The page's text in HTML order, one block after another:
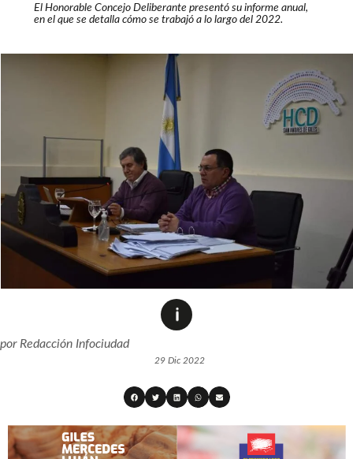
El Honorable Concejo Deliberante presentó su informe anual,
en el que se detalla cómo se trabajó a lo largo del 2022.
porRedacción Infociudad
29 Dic 2022